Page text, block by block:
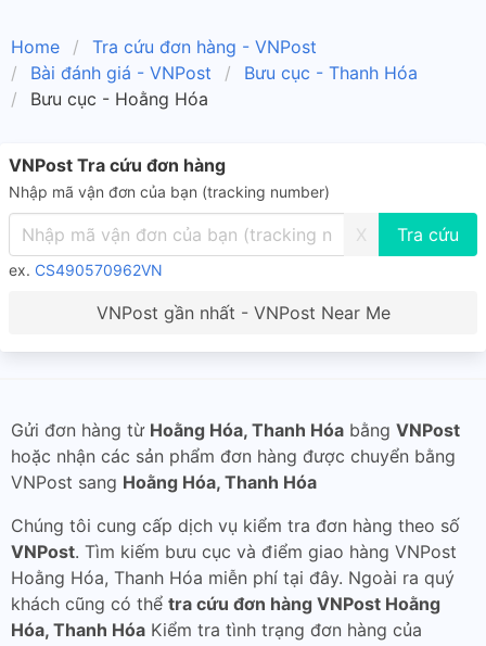
Home
Tra cứu đơn hàng - VNPost
Bài đánh giá - VNPost
Bưu cục - Thanh Hóa
Bưu cục - Hoằng Hóa
VNPost Tra cứu đơn hàng
Nhập mã vận đơn của bạn (tracking number)
X
ex. CS490570962VN
VNPost gần nhất - VNPost Near Me
Gửi đơn hàng từ Hoằng Hóa, Thanh Hóa bằng VNPost
hoặc nhận các sản phẩm đơn hàng được chuyển bằng
VNPost sang Hoằng Hóa, Thanh Hóa
Chúng tôi cung cấp dịch vụ kiểm tra đơn hàng theo số
VNPost. Tìm kiếm bưu cục và điểm giao hàng VNPost
Hoằng Hóa, Thanh Hóa miễn phí tại đây. Ngoài ra quý
khách cũng có thể tra cứu đơn hàng VNPost Hoằng
Hóa, Thanh Hóa Kiểm tra tình trạng đơn hàng của